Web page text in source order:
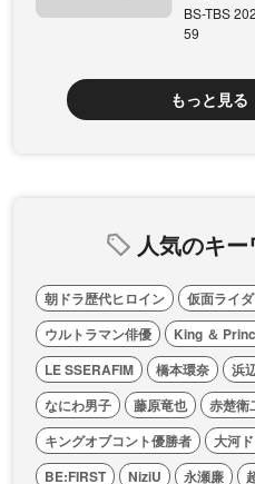
BS-TBS
59
もっと見る
人気のキ
朝ドラ歴代ヒロイン
仮面ライ
ウルトラマン俳優
King ＆
LE SSERAFIM
橋本環奈
浜
なにわ男子
藤原竜也
赤楚衛
キングオブコント優勝者
大河
BE:FIRST
NiziU 永瀬廉